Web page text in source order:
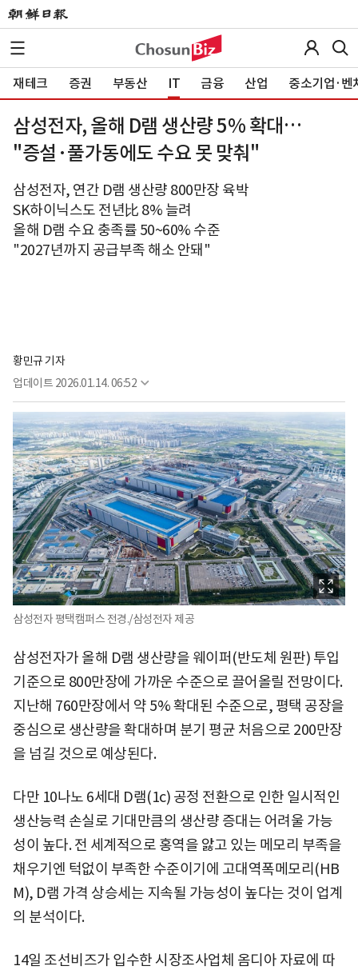
재테크 증권 부동산 IT 금융 산업 중소기업·벤
삼성전자, 올해 D램 생산량 5% 확대…
"증설·풀가동에도 수요 못 맞춰"
삼성전자, 연간 D램 생산량 800만장 육박
SK하이닉스도 전년比 8% 늘려
올해 D램 수요 충족률 50~60% 수준
"2027년까지 공급부족 해소 안돼"
황민규 기자
업데이트 2026.01.14. 06:52
삼성전자 평택캠퍼스 전경./삼성전자 제공
삼성전자가 올해 D램 생산량을 웨이퍼(반도체 원판) 투입
기준으로 800만장에 가까운 수준으로 끌어올릴 전망이다.
지난해 760만장에서 약 5% 확대된 수준으로, 평택 공장을
중심으로 생산량을 확대하며 분기 평균 처음으로 200만장
을 넘길 것으로 예상된다.
다만 10나노 6세대 D램(1c) 공정 전환으로 인한 일시적인
생산능력 손실로 기대만큼의 생산량 증대는 어려울 가능
성이 높다. 전 세계적으로 홍역을 앓고 있는 메모리 부족을
채우기엔 턱없이 부족한 수준이기에 고대역폭메모리(HB
M), D램 가격 상승세는 지속될 가능성이 높다는 것이 업계
의 분석이다.
14일 조선비즈가 입수한 시장조사업체 옴디아 자료에 따